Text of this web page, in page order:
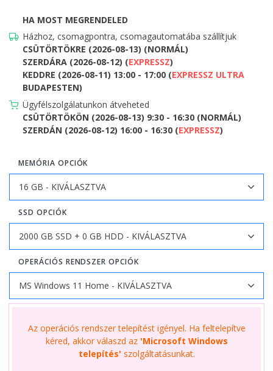
HA MOST MEGRENDELED
Házhoz, csomagpontra, csomagautomatába szállítjuk
CSÜTÖRTÖKRE (2026-08-13) (NORMÁL)
SZERDÁRA (2026-08-12) (EXPRESSZ)
KEDDRE (2026-08-11) 13:00 - 17:00 (EXPRESSZ ULTRA
BUDAPESTEN)
Ügyfélszolgálatunkon átveheted
CSÜTÖRTÖKÖN (2026-08-13) 9:30 - 16:30 (NORMÁL)
SZERDÁN (2026-08-12) 16:00 - 16:30 (EXPRESSZ)
MEMÓRIA OPCIÓK
SSD OPCIÓK
OPERÁCIÓS RENDSZER OPCIÓK
Az operációs rendszer telepítést igényel. Ha feltelepítve
kéred, akkor válaszd az 'Microsoft Windows
telepítés' szolgáltatásunkat.